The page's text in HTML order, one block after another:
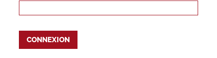
CONNEXION